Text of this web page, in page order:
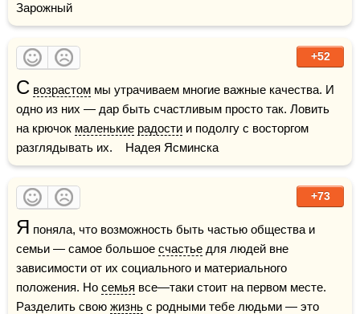
Зарожный
+52
С возрастом мы утрачиваем многие важные качества. И
одно из них — дар быть счастливым просто так. Ловить
на крючок маленькие радости и подолгу с восторгом
разглядывать их.    Надея Ясминска
+73
Я поняла, что возможность быть частью общества и
семьи — самое большое счастье для людей вне
зависимости от их социального и материального
положения. Но семья все—таки стоит на первом месте.
Разделить свою жизнь с родными тебе людьми — это